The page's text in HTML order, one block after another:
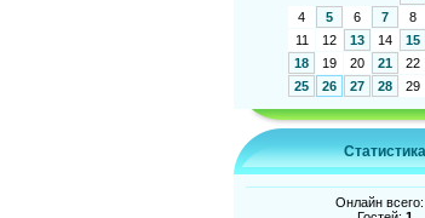
4
5 6 7 8
11
12 13 14 15
18
19 20 21 22
25
26 27 28 29
Статистика
Онлайн всего: